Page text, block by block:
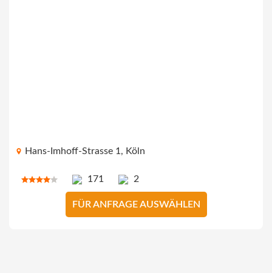
Hans-Imhoff-Strasse 1, Köln
171 2
FÜR ANFRAGE AUSWÄHLEN